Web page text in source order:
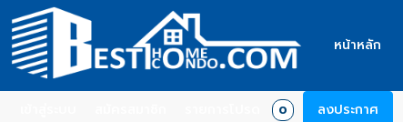
หน้าหลัก
0 ลงประกาศ